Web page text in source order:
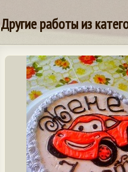
Другие работы из